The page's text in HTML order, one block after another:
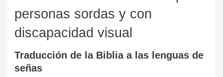
personas sordas y con
discapacidad visual
Traducción de la Biblia a las lenguas de
señas